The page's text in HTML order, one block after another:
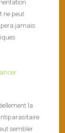
ne peut
jamais
la
sembler